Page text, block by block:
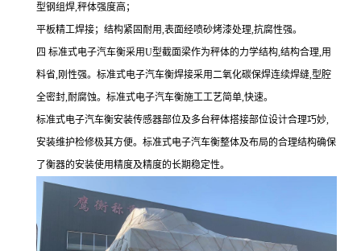
型钢组焊,秤体强度高；
平板精工焊接；结构紧固耐用,表面经喷砂烤漆处理,抗腐性强。
四 标准式电子汽车衡采用U型截面梁作为秤体的力学结构,结构合理,用
料省,刚性强。标准式电子汽车衡焊接采用二氧化碳保焊连续焊缝,型腔
全密封,耐腐蚀。标准式电子汽车衡施工工艺简单,快速。
标准式电子汽车衡安装传感器部位及多台秤体搭接部位设计合理巧妙,
安装维护检修极其方便。标准式电子汽车衡整体及布局的合理结构确保
了衡器的安装使用精度及精度的长期稳定性。